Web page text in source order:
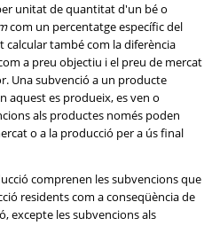
unitat de quantitat d'un bé o
com un percentatge específic del
calcular també com la diferència
a preu objectiu i el preu de mercat
Una subvenció a un producte
aquest es produeix, es ven o
als productes només poden
o a la producció per a ús final
comprenen les subvencions que
residents com a conseqüència de
excepte les subvencions als